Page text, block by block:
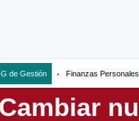
G de Gestión Finanzas Personales